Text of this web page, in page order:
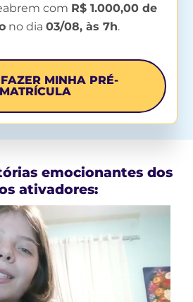
com R$ 1.000,00 de
no dia 03/08, às 7h.
MINHA PRÉ-
MATRÍCULA
emocionantes dos
ativadores: